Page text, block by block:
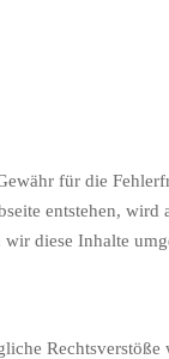
für die
entstehen, wird
diese Inhalte